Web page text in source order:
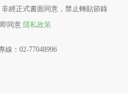
經正式書面同意，禁止轉貼節錄
同意 隱私政策
：02-77048996